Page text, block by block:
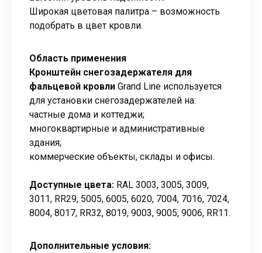
Широкая цветовая палитра – возможность
подобрать в цвет кровли.
Область применения
Кронштейн снегозадержателя для
фальцевой кровли Grand Line используется
для установки снегозадержателей на:
частные дома и коттеджи;
многоквартирные и административные
здания;
коммерческие объекты, склады и офисы.
Доступные цвета: RAL 3003, 3005, 3009,
3011, RR29, 5005, 6005, 6020, 7004, 7016, 7024,
8004, 8017, RR32, 8019, 9003, 9005, 9006, RR11.
Дополнительные условия: